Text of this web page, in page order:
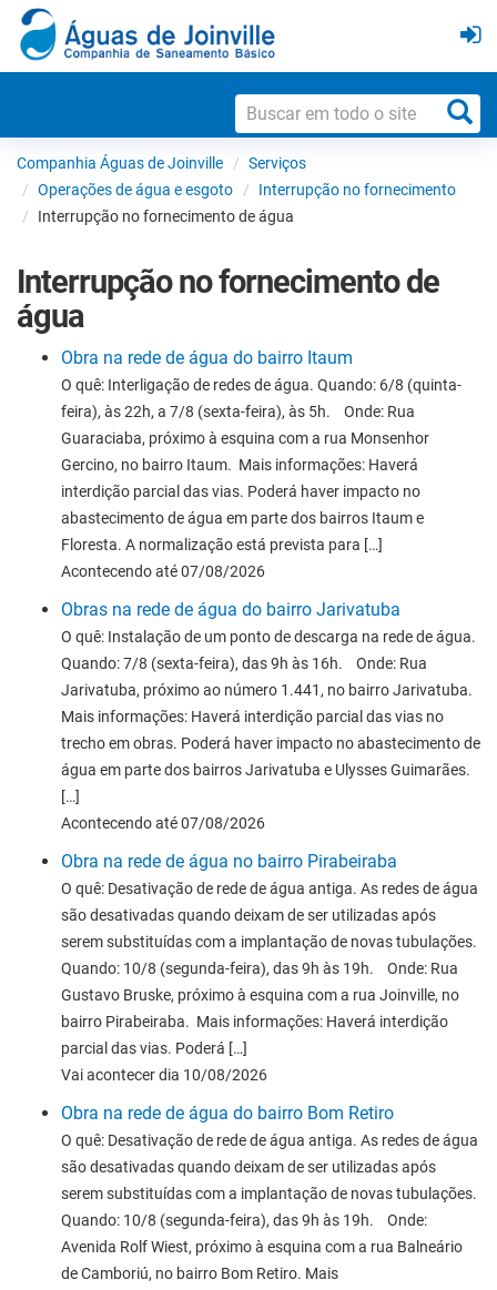
Companhia Águas de Joinville
Serviços
Operações de água e esgoto
Interrupção no fornecimento
Interrupção no fornecimento de água
Interrupção no fornecimento de
água
Obra na rede de água do bairro Itaum
O quê: Interligação de redes de água. Quando: 6/8 (quinta-
feira), às 22h, a 7/8 (sexta-feira), às 5h. Onde: Rua
Guaraciaba, próximo à esquina com a rua Monsenhor
Gercino, no bairro Itaum. Mais informações: Haverá
interdição parcial das vias. Poderá haver impacto no
abastecimento de água em parte dos bairros Itaum e
Floresta. A normalização está prevista para […]
Acontecendo até 07/08/2026
Obras na rede de água do bairro Jarivatuba
O quê: Instalação de um ponto de descarga na rede de água.
Quando: 7/8 (sexta-feira), das 9h às 16h. Onde: Rua
Jarivatuba, próximo ao número 1.441, no bairro Jarivatuba.
Mais informações: Haverá interdição parcial das vias no
trecho em obras. Poderá haver impacto no abastecimento de
água em parte dos bairros Jarivatuba e Ulysses Guimarães.
[…]
Acontecendo até 07/08/2026
Obra na rede de água no bairro Pirabeiraba
O quê: Desativação de rede de água antiga. As redes de água
são desativadas quando deixam de ser utilizadas após
serem substituídas com a implantação de novas tubulações.
Quando: 10/8 (segunda-feira), das 9h às 19h. Onde: Rua
Gustavo Bruske, próximo à esquina com a rua Joinville, no
bairro Pirabeiraba. Mais informações: Haverá interdição
parcial das vias. Poderá […]
Vai acontecer dia 10/08/2026
Obra na rede de água do bairro Bom Retiro
O quê: Desativação de rede de água antiga. As redes de água
são desativadas quando deixam de ser utilizadas após
serem substituídas com a implantação de novas tubulações.
Quando: 10/8 (segunda-feira), das 9h às 19h. Onde:
Avenida Rolf Wiest, próximo à esquina com a rua Balneário
de Camboriú, no bairro Bom Retiro. Mais